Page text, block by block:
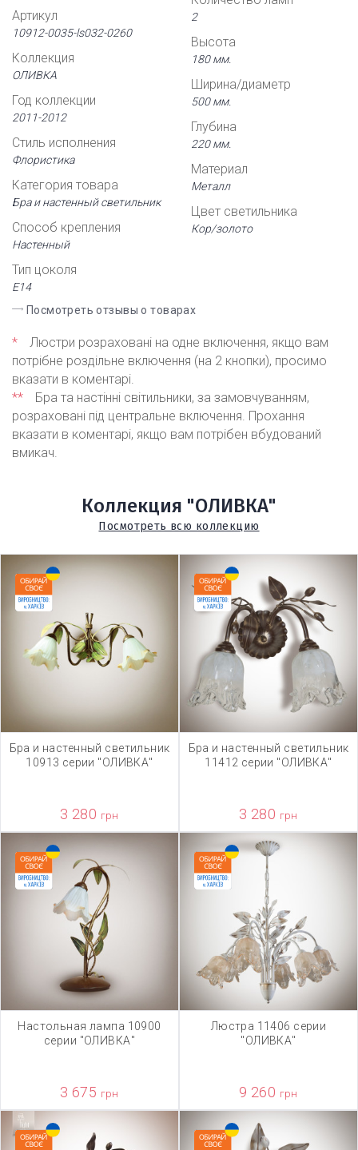
Артикул
10912-0035-ls032-0260
Коллекция
ОЛИВКА
Год коллекции
2011-2012
Стиль исполнения
Флористика
Категория товара
Бра и настенный светильник
Способ крепления
Настенный
Тип цоколя
Е14
2
Высота
180 мм.
Ширина/диаметр
500 мм.
Глубина
220 мм.
Материал
Металл
Цвет светильника
Кор/золото
Посмотреть отзывы о товарах
*
Люстри розраховані на одне включення, якщо вам
потрібне роздільне включення (на 2 кнопки), просимо
вказати в коментарі.
**
Бра та настінні світильники, за замовчуванням,
розраховані під центральне включення. Прохання
вказати в коментарі, якщо вам потрібен вбудований
вмикач.
Коллекция "ОЛИВКА"
Посмотреть всю коллекцию
Бра и настенный светильник
10913 серии "ОЛИВКА"
3 280 грн
Бра и настенный светильник
11412 серии "ОЛИВКА"
3 280 грн
Настольная лампа 10900
серии "ОЛИВКА"
3 675 грн
Люстра 11406 серии
"ОЛИВКА"
9 260 грн